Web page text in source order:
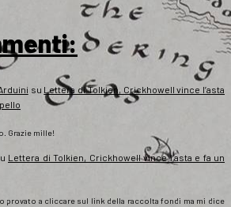
su Lettera di Tolkien, Crickhowell vince l’asta
Grazie mille!
Lettera di Tolkien, Crickhowell vince l’asta e fa un
provato a cliccare sul link della raccolta fondi ma mi dice